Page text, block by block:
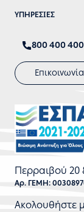
ΥΠΗΡΕΣΙΕΣ
800 400
Επικοινωνία
Περραιβού 20
Αρ. ΓΕΜΗ:
Ακολουθήστε